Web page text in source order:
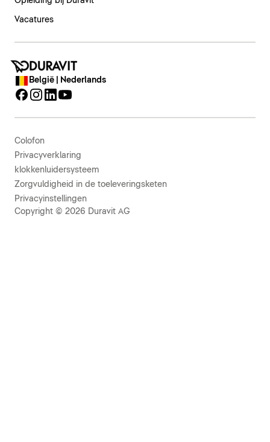
Vacatures
België | Nederlands
Colofon
Privacyverklaring
klokkenluidersysteem
Zorgvuldigheid in de toeleveringsketen
Privacyinstellingen
Copyright © 2026 Duravit AG